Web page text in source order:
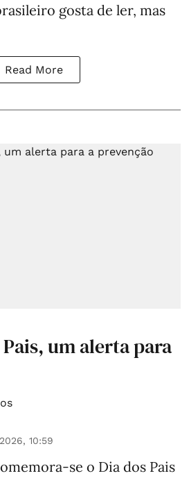
gosta de ler, mas
Read More
Pais, um alerta para
10:59
se o Dia dos Pais